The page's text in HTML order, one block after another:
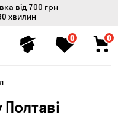
від 700 грн
хвилин
0 0